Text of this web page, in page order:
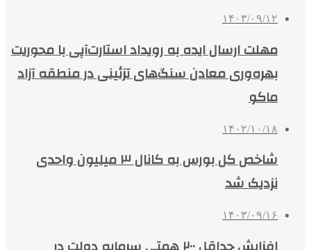
۱۴۰۳/۰۹/۱۲
مهلت ارسال ایده به رویداد استارت‌آپی با محوریت
بهره‌وری معادن سنگ‌های تزئینی در منطقه آزاد
ماکو
۱۴۰۲/۱۰/۱۸
شاخص کل بورس به کانال ۳ میلیون واحدی
نزدیک شد
۱۴۰۳/۰۹/۱۶